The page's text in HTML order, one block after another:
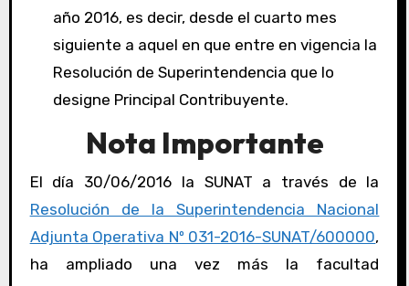
año 2016, es decir, desde el cuarto mes
siguiente a aquel en que entre en vigencia la
Resolución de Superintendencia que lo
designe Principal Contribuyente.
Nota Importante
El día 30/06/2016 la SUNAT a través de la
Resolución de la Superintendencia Nacional
Adjunta Operativa Nº 031-2016-SUNAT/600000,
ha ampliado una vez más la facultad